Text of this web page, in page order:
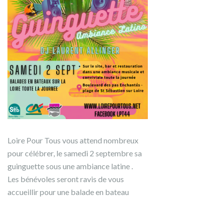
Loire Pour Tous vous attend nombreux
pour célébrer, le samedi 2 septembre sa
guinguette sous une ambiance latine .
Les bénévoles seront ravis de vous
accueillir pour une balade en bateau